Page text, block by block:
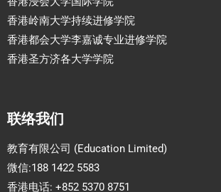
香港岭南大学持续进修学院
香港都会大学李嘉诚专业进修学院
香港圣方济各大学学院
联络我们
教育有限公司 (Education Limited)
微信:188 1422 5583
香港电话: +852 5370 8751